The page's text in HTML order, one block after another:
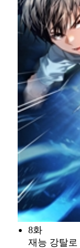
8화
재능 강탈로